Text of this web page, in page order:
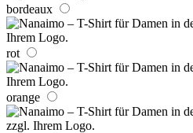
bordeaux
rot
orange